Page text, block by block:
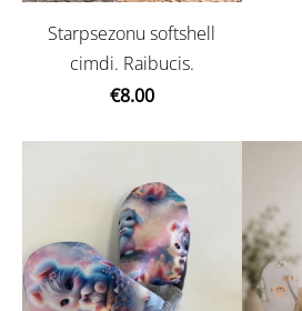
Starpsezonu softshell
cimdi. Raibucis.
€8.00